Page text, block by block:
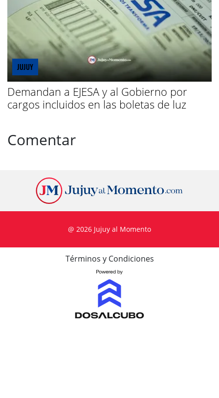
JUJUY
Demandan a EJESA y al Gobierno por
cargos incluidos en las boletas de luz
Comentar
@ 2026 Jujuy al Momento
Términos y Condiciones